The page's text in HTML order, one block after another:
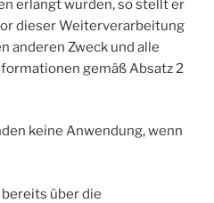
erlangt wurden, so stellt er
dieser Weiterverarbeitung
anderen Zweck und alle
gemäß Absatz 2
keine Anwendung, wenn
über die